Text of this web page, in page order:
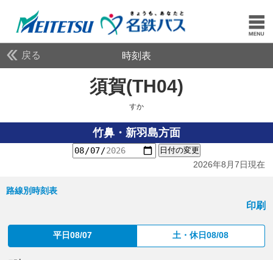
戻る 時刻表
須賀(TH04)
すか
竹鼻・新羽島方面
日付の変更
2026年8月7日現在
路線別時刻表
印刷
平日08/07 土・休日08/08